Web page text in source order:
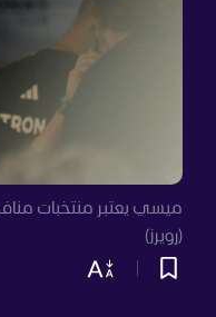
ميسي يعتبر منتخبات
(رويرز)